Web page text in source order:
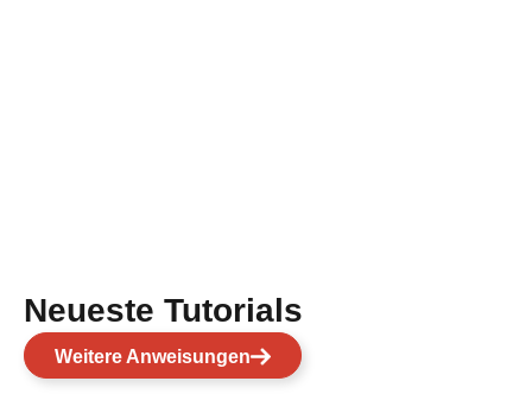
Neueste Tutorials
Weitere Anweisungen